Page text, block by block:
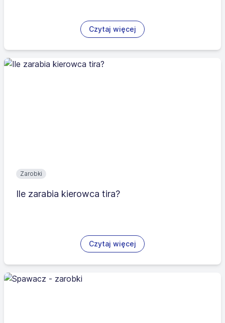
Czytaj więcej
Zarobki
Ile zarabia kierowca tira?
Czytaj więcej